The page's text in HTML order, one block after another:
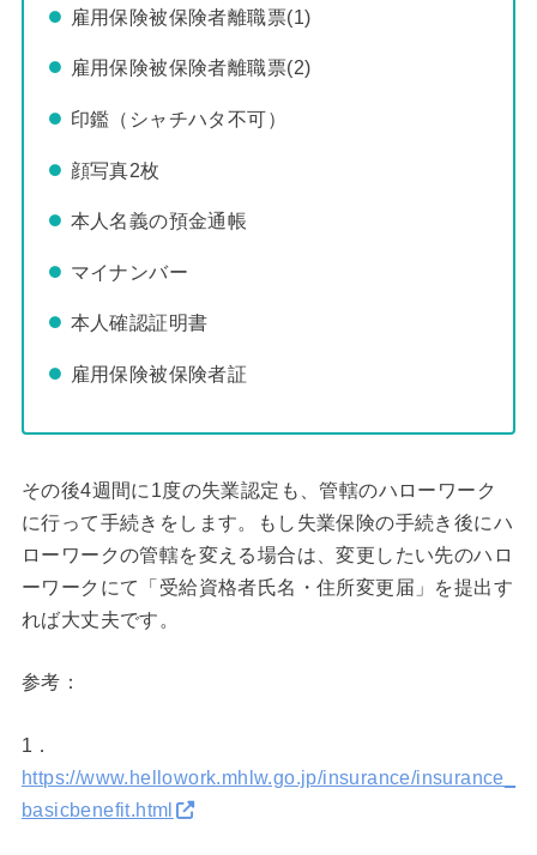
雇用保険被保険者離職票(1)
雇用保険被保険者離職票(2)
印鑑（シャチハタ不可）
顔写真2枚
本人名義の預金通帳
マイナンバー
本人確認証明書
雇用保険被保険者証
その後4週間に1度の失業認定も、管轄のハローワーク
に行って手続きをします。もし失業保険の手続き後にハ
ローワークの管轄を変える場合は、変更したい先のハロ
ーワークにて「受給資格者氏名・住所変更届」を提出す
れば大丈夫です。
参考：
1．
https://www.hellowork.mhlw.go.jp/insurance/insurance_
basicbenefit.html